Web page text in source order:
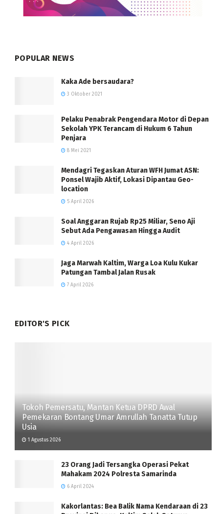
POPULAR NEWS
Kaka Ade bersaudara?
3 Oktober 2021
Pelaku Penabrak Pengendara Motor di Depan
Sekolah YPK Terancam di Hukum 6 Tahun
Penjara
8 Mei 2021
Mendagri Tegaskan Aturan WFH Jumat ASN:
Ponsel Wajib Aktif, Lokasi Dipantau Geo-
location
5 April 2026
Soal Anggaran Rujab Rp25 Miliar, Seno Aji
Sebut Ada Pengawasan Hingga Audit
4 April 2026
Jaga Marwah Kaltim, Warga Loa Kulu Kukar
Patungan Tambal Jalan Rusak
7 April 2026
EDITOR'S PICK
Tokoh Pemersatu, Mantan Ketua DPRD Awal
Pemekaran Bontang Umar Amrullah Tanatta Tutup
Usia
1 Agustus 2026
23 Orang Jadi Tersangka Operasi Pekat
Mahakam 2024 Polresta Samarinda
6 April 2024
Kakorlantas: Bea Balik Nama Kendaraan di 23